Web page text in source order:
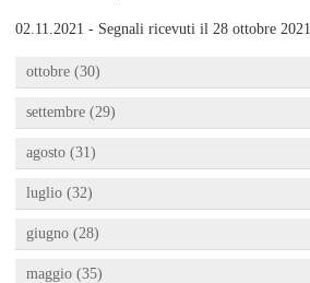
02.11.2021 - Segnali ricevuti il 28 ottobre 2021
ottobre (30)
settembre (29)
agosto (31)
luglio (32)
giugno (28)
maggio (35)